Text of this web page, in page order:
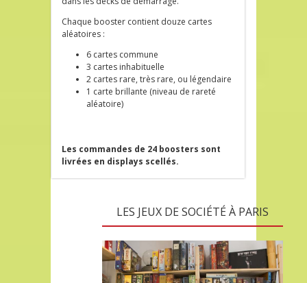
Chaque booster contient douze cartes
aléatoires :
6 cartes commune
3 cartes inhabituelle
2 cartes rare, très rare, ou légendaire
1 carte brillante (niveau de rareté
aléatoire)
Les commandes de 24 boosters sont
livrées en displays scellés.
LES JEUX DE SOCIÉTÉ À PARIS